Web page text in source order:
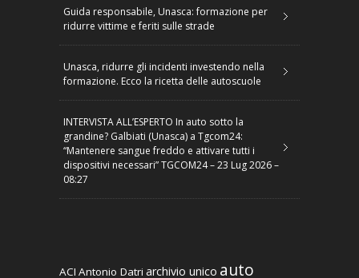
Guida responsabile, Unasca: formazione per
ridurre vittime e feriti sulle strade
Unasca, ridurre gli incidenti investendo nella
formazione. Ecco la ricetta delle autoscuole
INTERVISTA ALL’ESPERTO In auto sotto la
grandine? Galbiati (Unasca) a Tgcom24:
“Mantenere sangue freddo e attivare tutti i
dispositivi necessari” TGCOM24 – 23 Lug 2026 –
08:27
ACI Antonio Datri archivio unico auto